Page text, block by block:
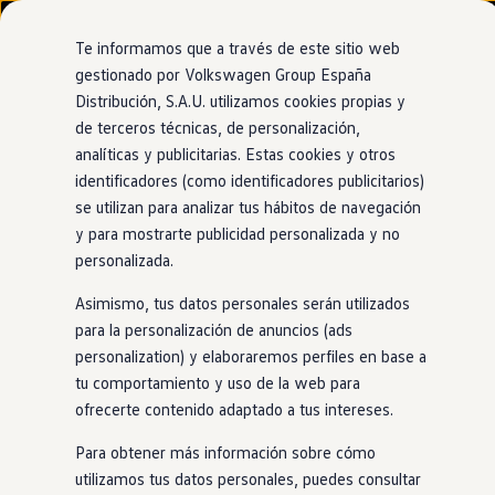
Ir
directamente
al contenido
Ir
directamente
al pie de
página
Nuevo ID. Cross
Vehículos Comerciales
Compra y ofertas
Volkswagen nuevo en stock
Volkswagen de ocasión
Financiación
My Renting
My Way
Seguros
Empresas
Autoescuelas
Eléctricos e híbridos
Más sobre híbridos
Plan Auto +
Etiquetas DGT
Simulador de autonomía, carga y ahorro
Carga y autonomía
Soluciones de carga
Tarifas de carga
Carga en casa
Modos de carga
Concesionario oficial de Volkswagen
Avisa Écija
Te informamos que a través de este sitio web
gestionado por Volkswagen Group España
Distribución, S.A.U. utilizamos cookies propias y
de terceros técnicas, de personalización,
analíticas y publicitarias. Estas cookies y otros
identificadores (como identificadores publicitarios)
se utilizan para analizar tus hábitos de navegación
y para mostrarte publicidad personalizada y no
personalizada.
Asimismo, tus datos personales serán utilizados
para la personalización de anuncios (ads
personalization) y elaboraremos perfiles en base a
tu comportamiento y uso de la web para
ofrecerte contenido adaptado a tus intereses.
Para obtener más información sobre cómo
utilizamos tus datos personales, puedes consultar